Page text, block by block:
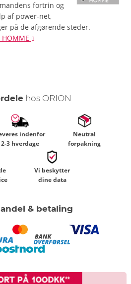
fortrin og
af power-net,
på de afgørende steder.
hos ORION
indenfor
2-3 hverdage
Neutral
forpakning
Vi beskytter
dine data
& betaling